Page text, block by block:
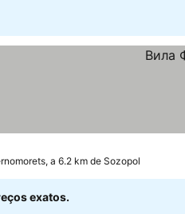
a 6.2 km de Sozopol
exatos.